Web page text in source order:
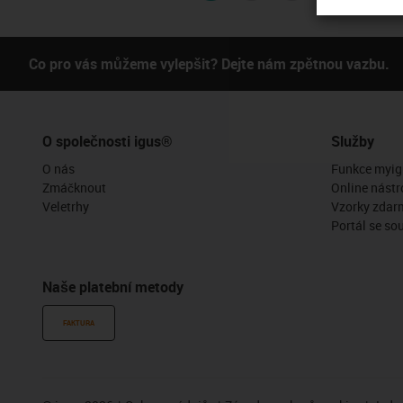
Co pro vás můžeme vylepšit? Dejte nám zpětnou vazbu.
O společnosti igus®
O nás
Zmáčknout
Veletrhy
Naše platební metody
FAKTURA
Služby
Funkce
Online
Vzorky
Portál se